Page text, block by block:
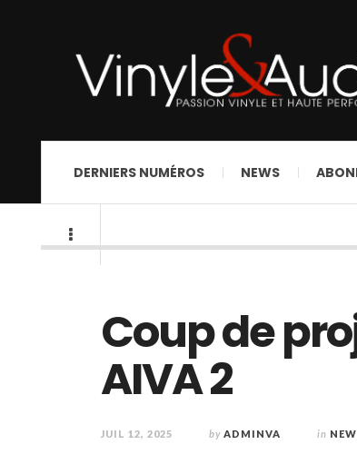
DERNIERS NUMÉROS NEWS
Coup de
AIVA 2
JUIL 12, 2025 by ADMINVA in